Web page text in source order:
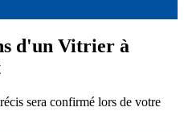
d'un Vitrier à
sera confirmé lors de votre